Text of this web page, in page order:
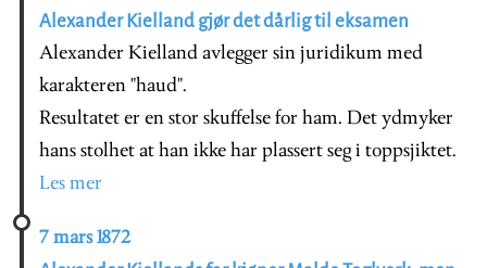
Alexander Kielland gjør det dårlig til eksamen
Alexander Kielland avlegger sin juridikum med
karakteren "haud".
Resultatet er en stor skuffelse for ham. Det ydmyker
hans stolhet at han ikke har plassert seg i toppsjiktet.
Les mer
7 mars 1872